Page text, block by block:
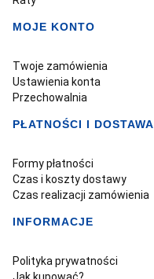
MOJE KONTO
Twoje zamówienia
Ustawienia konta
Przechowalnia
PŁATNOŚCI I DOSTAWA
Formy płatności
Czas i koszty dostawy
Czas realizacji zamówienia
INFORMACJE
Polityka prywatności